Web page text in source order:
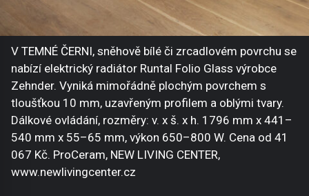
V TEMNÉ ČERNI, sněhově bílé či zrcadlovém povrchu se
nabízí elektrický radiátor Runtal Folio Glass výrobce
Zehnder. Vyniká mimořádně plochým povrchem s
tloušťkou 10 mm, uzavřeným profilem a oblými tvary.
Dálkové ovládání, rozměry: v. x š. x h. 1796 mm x 441–
540 mm x 55–65 mm, výkon 650–800 W. Cena od 41
067 Kč. ProCeram, NEW LIVING CENTER,
www.newlivingcenter.cz